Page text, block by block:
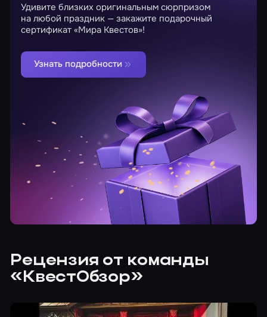
Удивите близких оригинальным сюрпризом
на любой праздник — закажите подарочный
сертификат «Мира Квестов»!
Узнать подробности
Рецензия от команды
«КвестОбзор»